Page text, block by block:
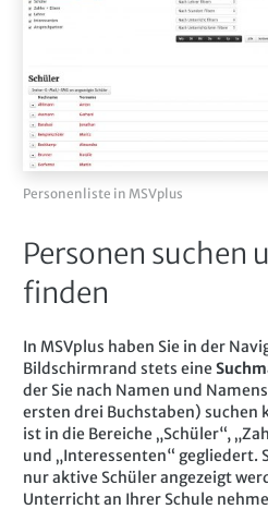
Personenliste in MSVplus
Personen suchen
finden
In MSVplus haben Sie in der
Bildschirmrand stets eine
der Sie nach Namen und
ersten drei Buchstaben) suchen
ist in die Bereiche „Schüler“,
und „Interessenten“ gegliedert.
nur aktive Schüler angezeigt
Unterricht an Ihrer Schule